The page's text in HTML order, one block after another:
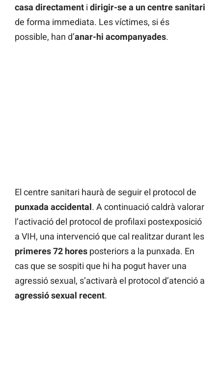
casa directament i dirigir-se a un centre sanitari
de forma immediata. Les víctimes, si és
possible, han d’anar-hi acompanyades.
El centre sanitari haurà de seguir el protocol de
punxada accidental. A continuació caldrà valorar
l’activació del protocol de profilaxi postexposició
a VIH, una intervenció que cal realitzar durant les
primeres 72 hores posteriors a la punxada. En
cas que se sospiti que hi ha pogut haver una
agressió sexual, s’activarà el protocol d’atenció a
agressió sexual recent.